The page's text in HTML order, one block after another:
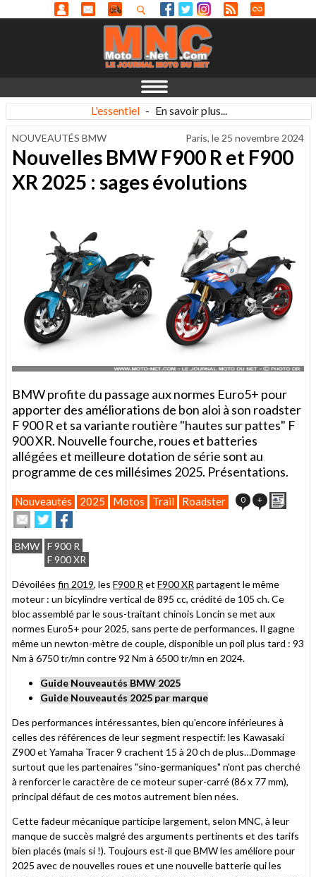
L'essentiel - En savoir plus...
NOUVEAUTÉS BMW Paris, le 25 novembre 2024
Nouvelles BMW F900 R et F900
XR 2025 : sages évolutions
BMW profite du passage aux normes Euro5+ pour
apporter des améliorations de bon aloi à son roadster
F 900 R et sa variante routière "hautes sur pattes" F
900 XR. Nouvelle fourche, roues et batteries
allégées et meilleure dotation de série sont au
programme de ces millésimes 2025. Présentations.
Nouveautés 2025 Motos Trail Roadster 0 +
Envoyer
cet
article
à
Partager
sur
Twitter
sur
Facebook
BMW
F 900 R
F 900 XR
Dévoilées fin 2019, les F900 R et F900 XR partagent le même
moteur : un bicylindre vertical de 895 cc, crédité de 105 ch. Ce
bloc assemblé par le sous-traitant chinois Loncin se met aux
normes Euro5+ pour 2025, sans perte de performances. Il gagne
même un newton-mètre de couple, disponible un poil plus tard : 93
Nm à 6750 tr/mn contre 92 Nm à 6500 tr/mn en 2024.
Guide Nouveautés BMW 2025
Guide Nouveautés 2025 par marque
Des performances intéressantes, bien qu'encore inférieures à
celles des références de leur segment respectif: les Kawasaki
Z900 et Yamaha Tracer 9 crachent 15 à 20 ch de plus…Dommage
surtout que les partenaires "sino-germaniques" n'ont pas cherché
à renforcer le caractère de ce moteur super-carré (86 x 77 mm),
principal défaut de ces motos autrement bien nées.
Cette fadeur mécanique participe largement, selon MNC, à leur
manque de succès malgré des arguments pertinents et des tarifs
bien placés (mais si !). Toujours est-il que BMW les améliore pour
2025 avec de nouvelles roues et une nouvelle batterie qui les